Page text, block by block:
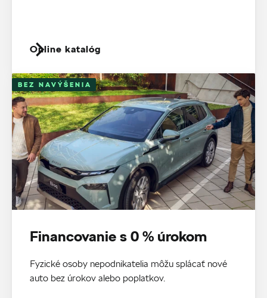
Online katalóg
BEZ NAVÝŠENIA
Financovanie s 0 % úrokom
Fyzické osoby nepodnikatelia môžu splácať nové
auto bez úrokov alebo poplatkov.